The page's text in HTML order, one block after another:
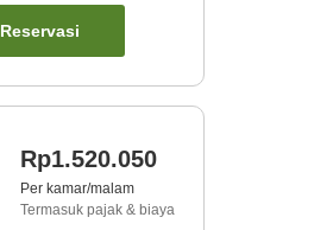
Reservasi
Rp1.520.050
Per kamar/malam
Termasuk pajak & biaya